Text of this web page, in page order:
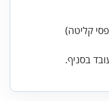
בסניף.